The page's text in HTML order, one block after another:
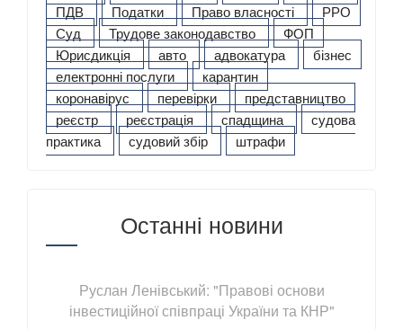
ПДВ
Податки Право власності
РРО
Суд
Трудове законодавство
ФОП
Юрисдикція
авто адвокатура
бізнес
електронні послуги
карантин
коронавірус
перевірки
представництво
реєстр
реєстрація спадщина
судова
практика
судовий збір штрафи
Останні новини
Руслан Ленівський: "Правові основи
інвестиційної співпраці України та КНР"